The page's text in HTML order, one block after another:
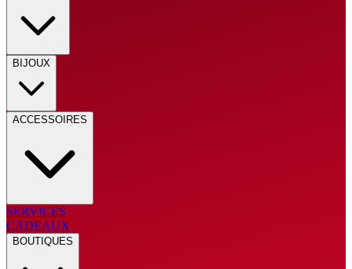
BIJOUX
ACCESSOIRES
SERVICES
CADEAUX
BOUTIQUES